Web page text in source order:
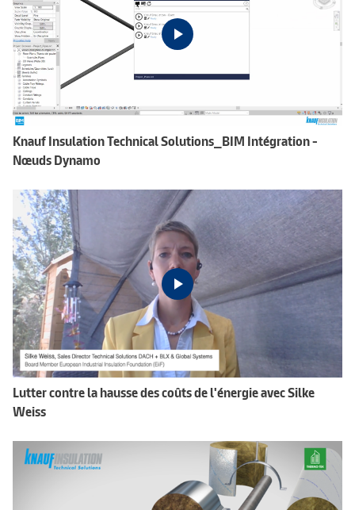
Knauf Insulation Technical Solutions_BIM Intégration -
Nœuds Dynamo
Lutter contre la hausse des coûts de l'énergie avec Silke
Weiss